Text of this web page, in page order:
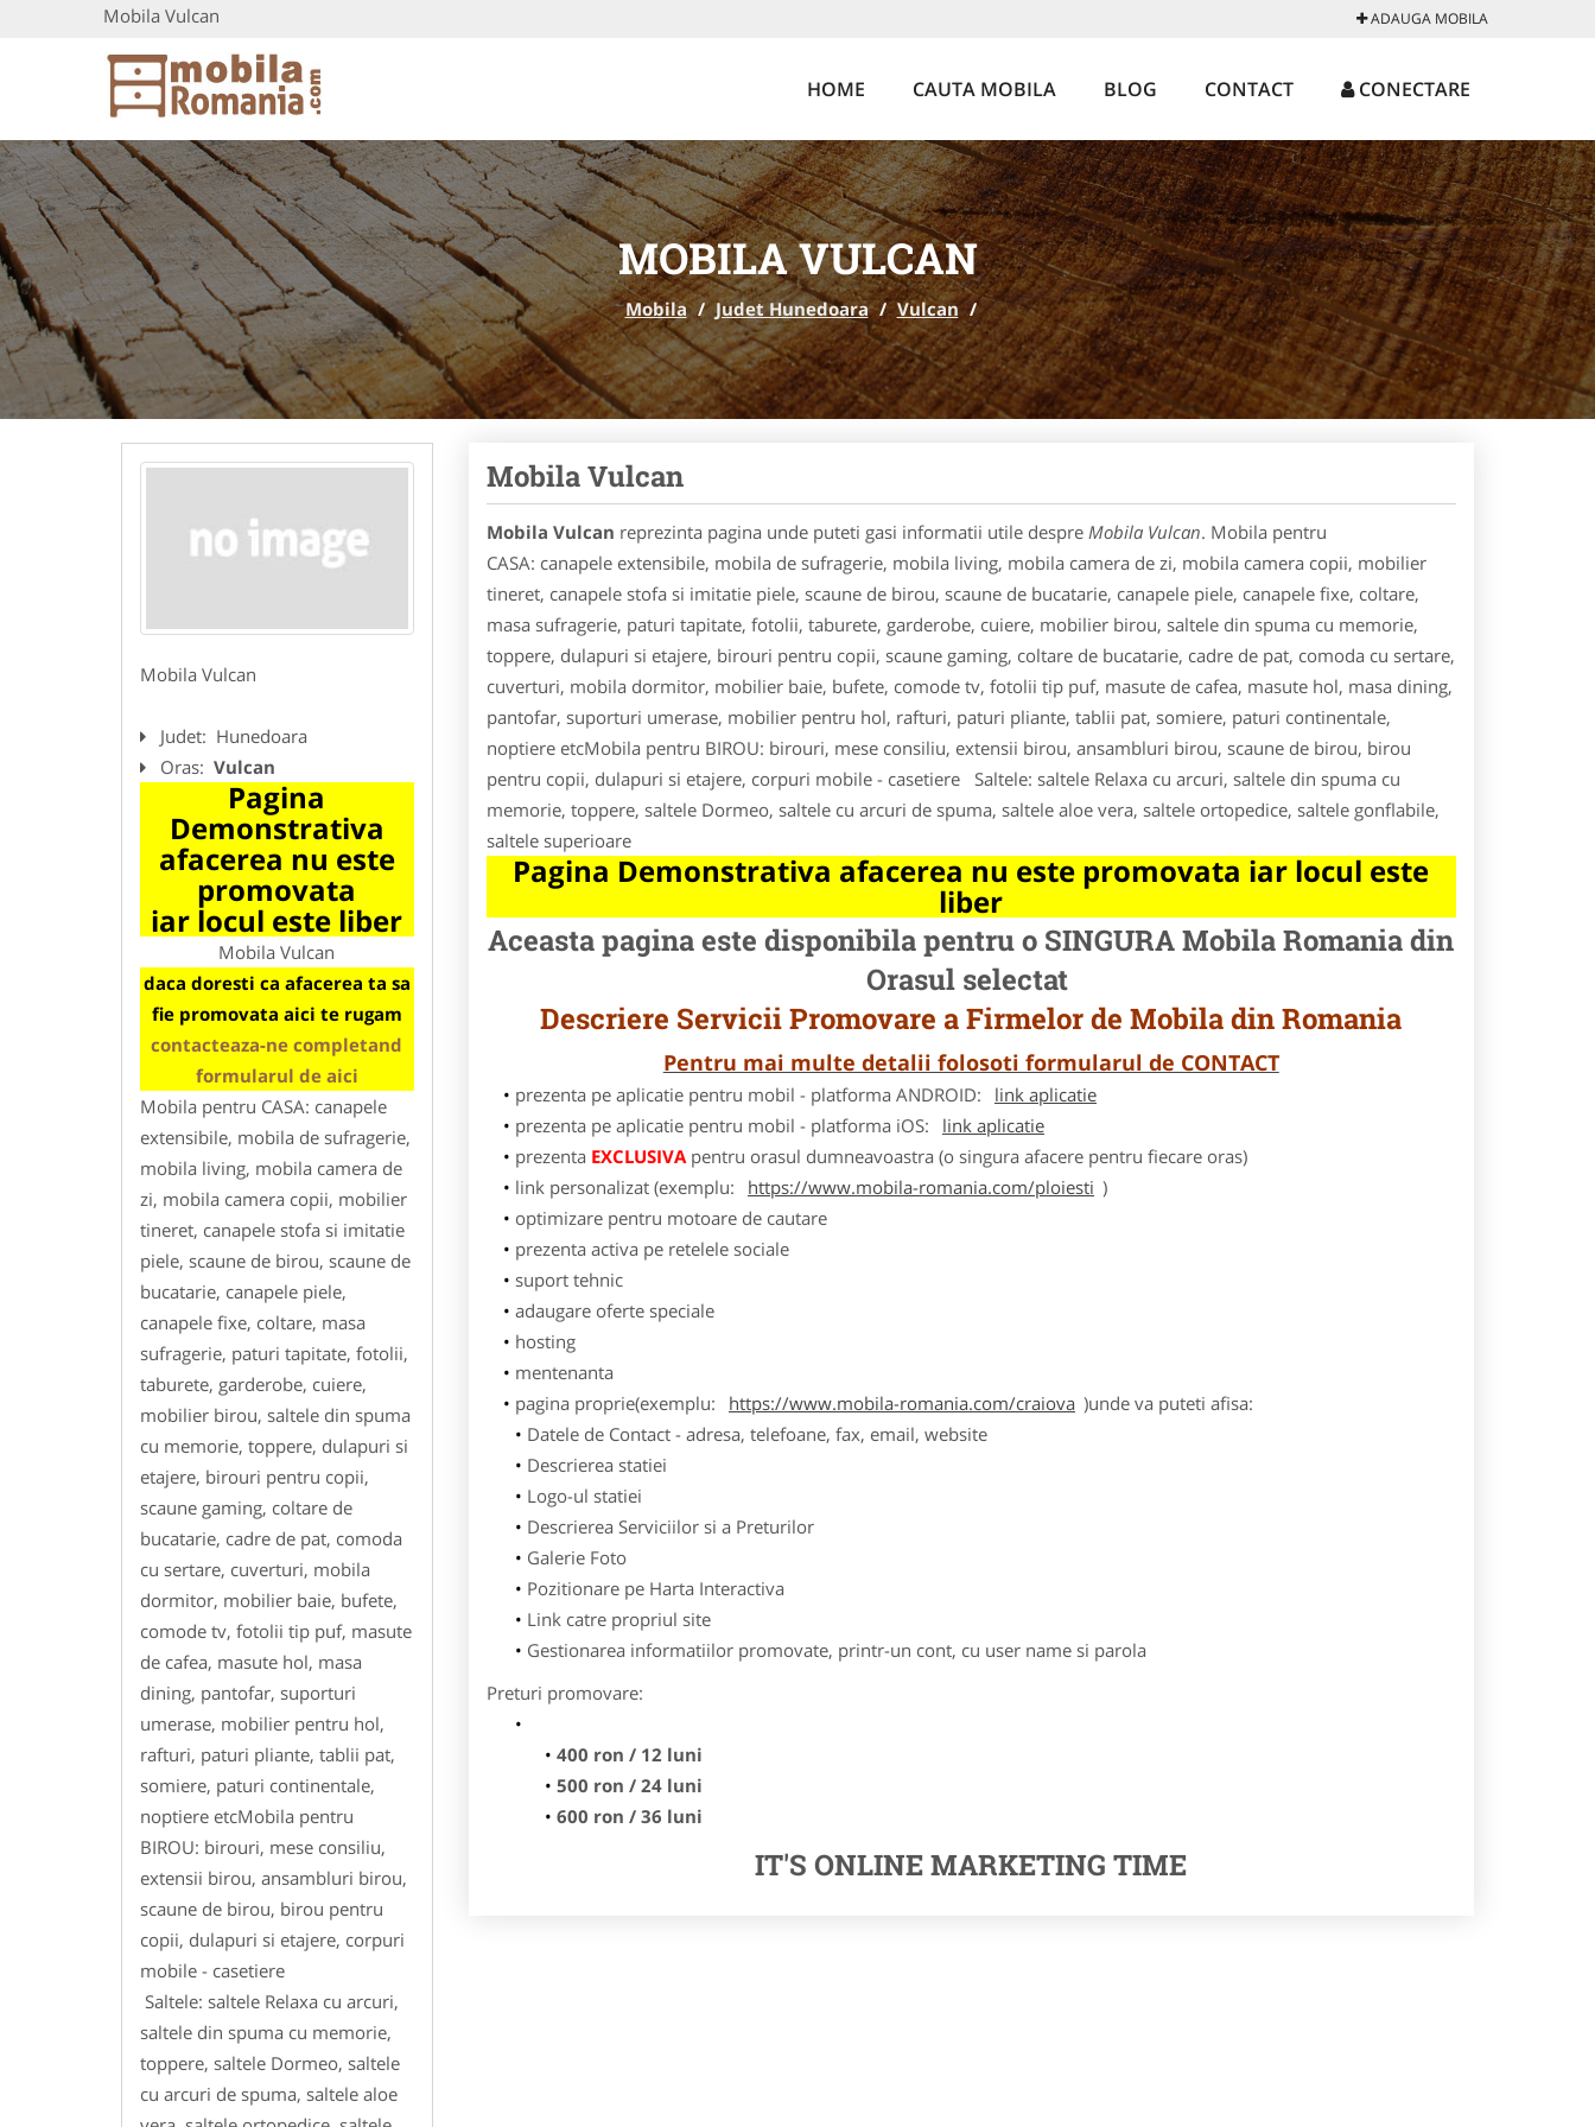
Mobila Vulcan ADAUGA MOBILA
HOME CAUTA MOBILA BLOG CONTACT CONECTARE
MOBILA VULCAN
Mobila / Judet Hunedoara / Vulcan /
Mobila Vulcan
Judet: Hunedoara
Oras: Vulcan
Pagina
Demonstrativa
afacerea nu este
promovata
iar locul este liber
Mobila Vulcan
daca doresti ca afacerea ta sa
fie promovata aici te rugam
contacteaza-ne completand
formularul de aici
Mobila pentru CASA: canapele
extensibile, mobila de sufragerie,
mobila living, mobila camera de
zi, mobila camera copii, mobilier
tineret, canapele stofa si imitatie
piele, scaune de birou, scaune de
bucatarie, canapele piele,
canapele fixe, coltare, masa
sufragerie, paturi tapitate, fotolii,
taburete, garderobe, cuiere,
mobilier birou, saltele din spuma
cu memorie, toppere, dulapuri si
etajere, birouri pentru copii,
scaune gaming, coltare de
bucatarie, cadre de pat, comoda
cu sertare, cuverturi, mobila
dormitor, mobilier baie, bufete,
comode tv, fotolii tip puf, masute
de cafea, masute hol, masa
dining, pantofar, suporturi
umerase, mobilier pentru hol,
rafturi, paturi pliante, tablii pat,
somiere, paturi continentale,
noptiere etcMobila pentru
BIROU: birouri, mese consiliu,
extensii birou, ansambluri birou,
scaune de birou, birou pentru
copii, dulapuri si etajere, corpuri
mobile - casetiere
Saltele: saltele Relaxa cu arcuri,
saltele din spuma cu memorie,
toppere, saltele Dormeo, saltele
cu arcuri de spuma, saltele aloe
Mobila Vulcan
Mobila Vulcan reprezinta pagina unde puteti gasi informatii utile despre Mobila Vulcan. Mobila pentru
CASA: canapele extensibile, mobila de sufragerie, mobila living, mobila camera de zi, mobila camera copii, mobilier
tineret, canapele stofa si imitatie piele, scaune de birou, scaune de bucatarie, canapele piele, canapele fixe, coltare,
masa sufragerie, paturi tapitate, fotolii, taburete, garderobe, cuiere, mobilier birou, saltele din spuma cu memorie,
toppere, dulapuri si etajere, birouri pentru copii, scaune gaming, coltare de bucatarie, cadre de pat, comoda cu sertare,
cuverturi, mobila dormitor, mobilier baie, bufete, comode tv, fotolii tip puf, masute de cafea, masute hol, masa dining,
pantofar, suporturi umerase, mobilier pentru hol, rafturi, paturi pliante, tablii pat, somiere, paturi continentale,
noptiere etcMobila pentru BIROU: birouri, mese consiliu, extensii birou, ansambluri birou, scaune de birou, birou
pentru copii, dulapuri si etajere, corpuri mobile - casetiere Saltele: saltele Relaxa cu arcuri, saltele din spuma cu
memorie, toppere, saltele Dormeo, saltele cu arcuri de spuma, saltele aloe vera, saltele ortopedice, saltele gonflabile,
saltele superioare
Pagina Demonstrativa afacerea nu este promovata iar locul este
liber
Aceasta pagina este disponibila pentru o SINGURA Mobila Romania din
Orasul selectat
Descriere Servicii Promovare a Firmelor de Mobila din Romania
Pentru mai multe detalii folosoti formularul de CONTACT
prezenta pe aplicatie pentru mobil - platforma ANDROID:
link aplicatie
prezenta pe aplicatie pentru mobil - platforma iOS:
link aplicatie
prezenta EXCLUSIVApentru orasul dumneavoastra (o singura afacere pentru fiecare oras)
link personalizat (exemplu:
https://www.mobila-romania.com/ploiesti )
optimizare pentru motoare de cautare
prezenta activa pe retelele sociale
suport tehnic
adaugare oferte speciale
hosting
mentenanta
pagina proprie(exemplu:
https://www.mobila-romania.com/craiova )unde va puteti afisa:
Datele de Contact - adresa, telefoane, fax, email, website
Descrierea statiei
Logo-ul statiei
Descrierea Serviciilor si a Preturilor
Galerie Foto
Pozitionare pe Harta Interactiva
Link catre propriul site
Gestionarea informatiilor promovate, printr-un cont, cu user name si parola
Preturi promovare:
400 ron / 12 luni
500 ron / 24 luni
600 ron / 36 luni
IT'S ONLINE MARKETING TIME